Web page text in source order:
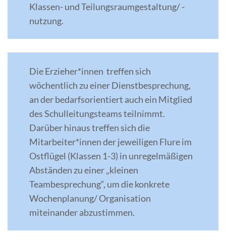
Klassen- und Teilungsraumgestaltung/ -
nutzung.
Die Erzieher*innen treffen sich
wöchentlich zu einer Dienstbesprechung,
an der bedarfsorientiert auch ein Mitglied
des Schulleitungsteams teilnimmt.
Darüber hinaus treffen sich die
Mitarbeiter*innen der jeweiligen Flure im
Ostflügel (Klassen 1-3) in unregelmäßigen
Abständen zu einer „kleinen
Teambesprechung“, um die konkrete
Wochenplanung/ Organisation
miteinander abzustimmen.